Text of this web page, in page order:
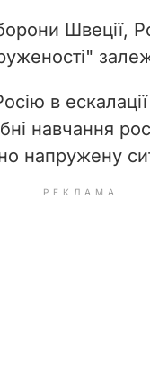
i
d
e
o
Швеції,
в
навчання
напружену
РЕКЛАМА